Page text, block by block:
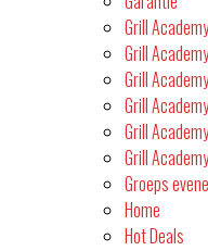
Grill Academy
Grill Academy
Grill
Grill
Grill
Grill
Groeps
Home
Hot Deals